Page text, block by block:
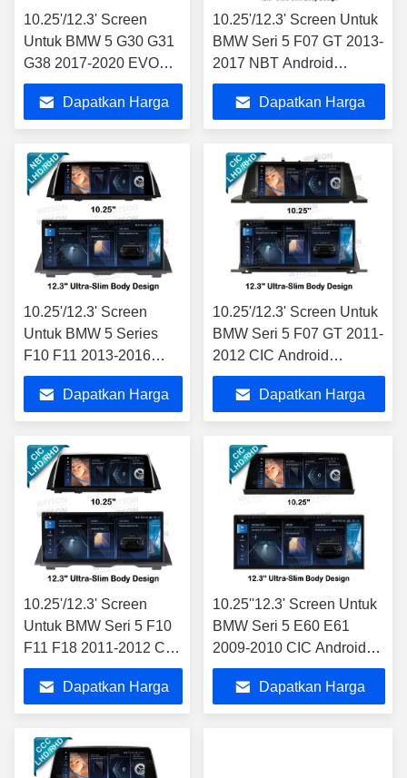
10.25'/12.3' Screen
Untuk BMW 5 G30 G31
G38 2017-2020 EVO
Android Multimedia
PlayerDapatkan Harga
10.25'/12.3' Screen Untuk
BMW Seri 5 F07 GT 2013-
2017 NBT Android
Multimedia Player
Dapatkan Harga
10.25'/12.3' Screen
Untuk BMW 5 Series
F10 F11 2013-2016
NBT Android Multimedia
PlayerDapatkan Harga
10.25'/12.3' Screen Untuk
BMW Seri 5 F07 GT 2011-
2012 CIC Android
Multimedia Player
Dapatkan Harga
10.25'/12.3' Screen
Untuk BMW Seri 5 F10
F11 F18 2011-2012 CIC
Android Multimedia
PlayerDapatkan Harga
10.25''12.3' Screen Untuk
BMW Seri 5 E60 E61
2009-2010 CIC Android
Multimedia Player
Dapatkan Harga